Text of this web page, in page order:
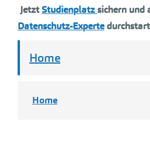
JetztStudienplatzsichern und
Datenschutz-Experte
Home
Home